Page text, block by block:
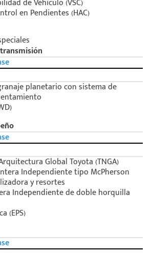
de Vehículo (VSC)
en Pendientes (HAC)
planetario con sistema de
Global Toyota (TNGA)
Independiente tipo McPherson
y resortes
Independiente de doble horquilla
(EPS)